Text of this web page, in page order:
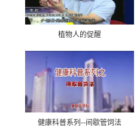
植物人的促醒
健康科普系列--间歇管饲法